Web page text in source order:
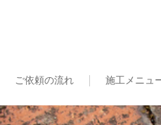
ご依頼の流れ 施工メニュ